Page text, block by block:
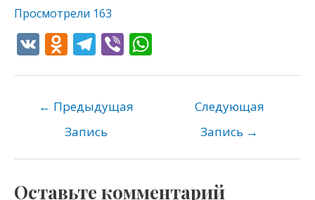
Просмотрели 163
V O
o
kl
as
T
gr
a
m
Vi
p
← Предыдущая
Запись
Следующая
Запись →
Оставьте комментарий